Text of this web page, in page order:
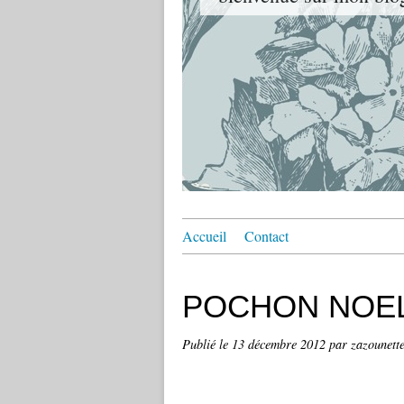
Accueil Contact
POCHON
Publié le 13 décembre 2012 par zazounette